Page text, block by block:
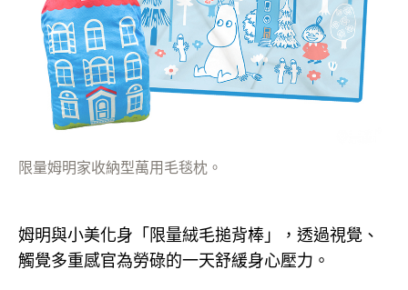
限量姆明家收納型萬用毛毯枕。
姆明與小美化身「限量絨毛搥背棒」，透過視覺、
觸覺多重感官為勞碌的一天舒緩身心壓力。